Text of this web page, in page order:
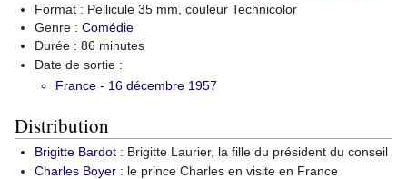
Format : Pellicule 35 mm, couleur Technicolor
Genre : Comédie
Durée : 86 minutes
Date de sortie :
France - 16 décembre 1957
Distribution
Brigitte Bardot : Brigitte Laurier, la fille du président du conseil
Charles Boyer : le prince Charles en visite en France